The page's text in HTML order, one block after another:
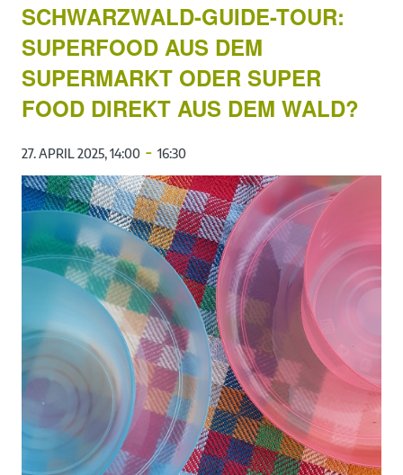
SCHWARZWALD-GUIDE-TOUR:
SUPERFOOD AUS DEM
SUPERMARKT ODER SUPER
FOOD DIREKT AUS DEM WALD?
27. APRIL 2025, 14:00 - 16:30